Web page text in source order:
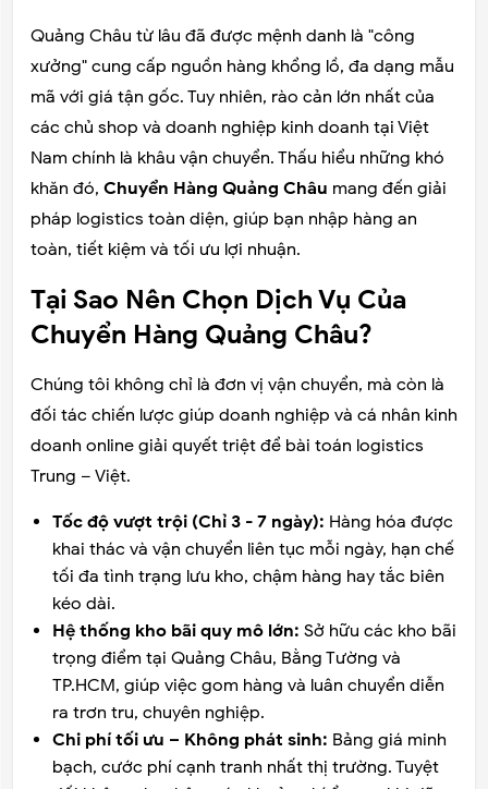
Quảng Châu từ lâu đã được mệnh danh là "công
xưởng" cung cấp nguồn hàng khổng lồ, đa dạng mẫu
mã với giá tận gốc. Tuy nhiên, rào cản lớn nhất của
các chủ shop và doanh nghiệp kinh doanh tại Việt
Nam chính là khâu vận chuyển. Thấu hiểu những khó
khăn đó, Chuyển Hàng Quảng Châu mang đến giải
pháp logistics toàn diện, giúp bạn nhập hàng an
toàn, tiết kiệm và tối ưu lợi nhuận.
Tại Sao Nên Chọn Dịch Vụ Của
Chuyển Hàng Quảng Châu?
Chúng tôi không chỉ là đơn vị vận chuyển, mà còn là
đối tác chiến lược giúp doanh nghiệp và cá nhân kinh
doanh online giải quyết triệt để bài toán logistics
Trung – Việt.
Tốc độ vượt trội (Chỉ 3 - 7 ngày): Hàng hóa được
khai thác và vận chuyển liên tục mỗi ngày, hạn chế
tối đa tình trạng lưu kho, chậm hàng hay tắc biên
kéo dài.
Hệ thống kho bãi quy mô lớn: Sở hữu các kho bãi
trọng điểm tại Quảng Châu, Bằng Tường và
TP.HCM, giúp việc gom hàng và luân chuyển diễn
ra trơn tru, chuyên nghiệp.
Chi phí tối ưu – Không phát sinh: Bảng giá minh
bạch, cước phí cạnh tranh nhất thị trường. Tuyệt